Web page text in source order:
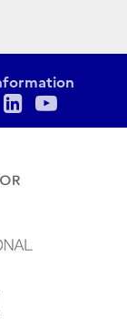
LinkedIn